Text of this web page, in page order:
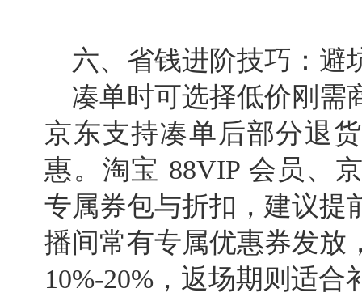
六、省钱进阶技巧：避
凑单时可选择低价刚需
京东支持凑单后部分退
惠。淘宝 88VIP 会员、
专属券包与折扣，建议提
播间常有专属优惠券发放
10%-20%，返场期则适